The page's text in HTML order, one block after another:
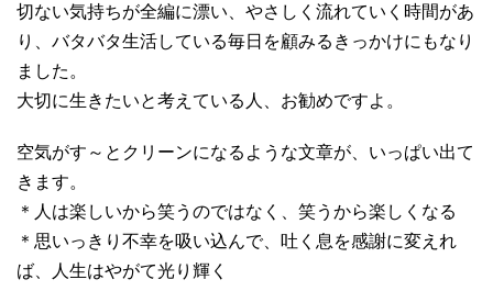
切ない気持ちが全編に漂い、やさしく流れていく時間があ
り、バタバタ生活している毎日を顧みるきっかけにもなり
ました。
大切に生きたいと考えている人、お勧めですよ。
空気がす～とクリーンになるような文章が、いっぱい出て
きます。
＊人は楽しいから笑うのではなく、笑うから楽しくなる
＊思いっきり不幸を吸い込んで、吐く息を感謝に変えれ
ば、人生はやがて光り輝く